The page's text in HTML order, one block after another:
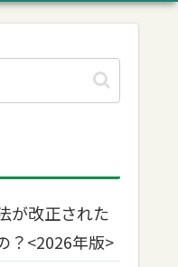
が改正された
？<2026年版>